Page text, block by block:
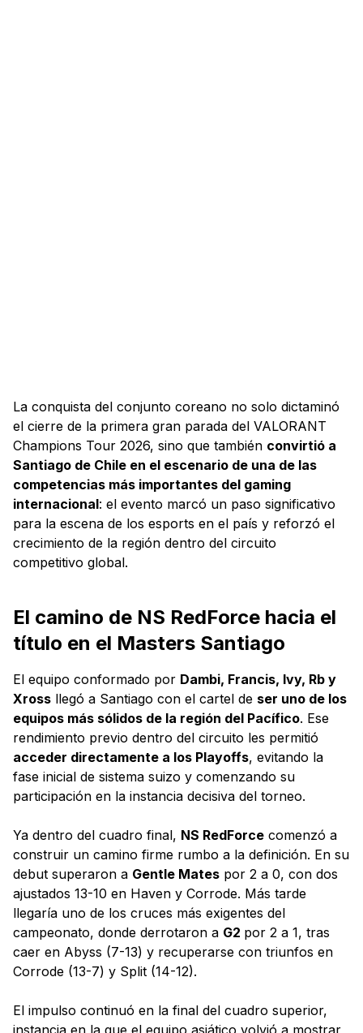
La conquista del conjunto coreano no solo dictaminó
el cierre de la primera gran parada del VALORANT
Champions Tour 2026, sino que también convirtió a
Santiago de Chile en el escenario de una de las
competencias más importantes del gaming
internacional: el evento marcó un paso significativo
para la escena de los esports en el país y reforzó el
crecimiento de la región dentro del circuito
competitivo global.
El camino de NS RedForce hacia el
título en el Masters Santiago
El equipo conformado por Dambi, Francis, Ivy, Rb y
Xross llegó a Santiago con el cartel de ser uno de los
equipos más sólidos de la región del Pacífico. Ese
rendimiento previo dentro del circuito les permitió
acceder directamente a los Playoffs, evitando la
fase inicial de sistema suizo y comenzando su
participación en la instancia decisiva del torneo.
Ya dentro del cuadro final, NS RedForce comenzó a
construir un camino firme rumbo a la definición. En su
debut superaron a Gentle Mates por 2 a 0, con dos
ajustados 13-10 en Haven y Corrode. Más tarde
llegaría uno de los cruces más exigentes del
campeonato, donde derrotaron a G2 por 2 a 1, tras
caer en Abyss (7-13) y recuperarse con triunfos en
Corrode (13-7) y Split (14-12).
El impulso continuó en la final del cuadro superior,
instancia en la que el equipo asiático volvió a mostrar